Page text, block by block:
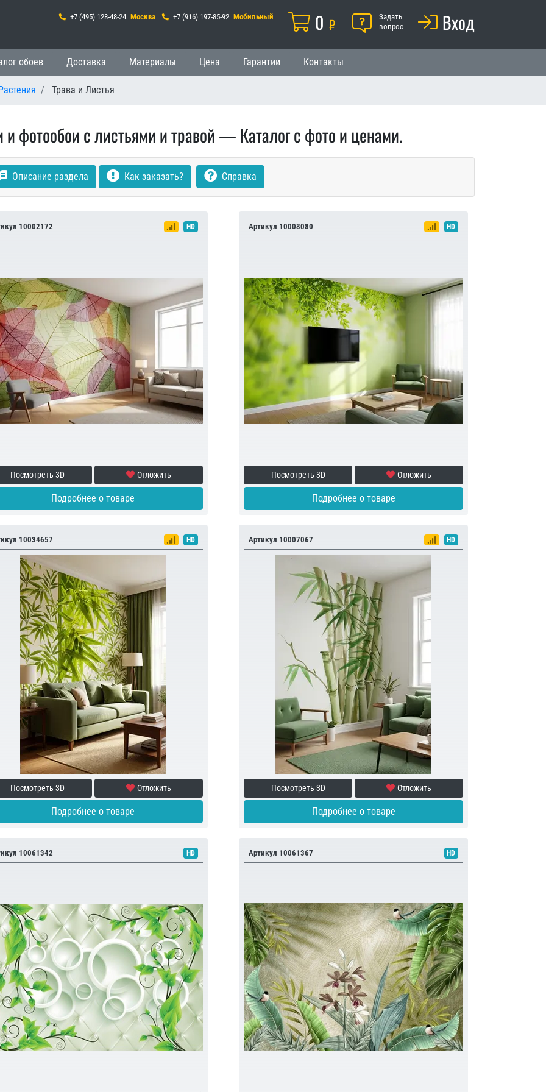
+7 (495) 128-48-24 Москва +7 (916) 197-85-92 Мобильный Корзина
0 ₽ ПомощьЗадать
вопрос
Вход
обоев Доставка Материалы Цена Гарантии Контакты
Трава и Листья
и фотообои с листьями и травой — Каталог с фото и ценами.
Описание раздела Как заказать? Справка
10002172 HD
Посмотреть 3D Отложить
Подробнее о товаре
Артикул 10003080 HD
Посмотреть 3D Отложить
Подробнее о товаре
10034657 HD
Посмотреть 3D Отложить
Подробнее о товаре
Артикул 10007067 HD
Посмотреть 3D Отложить
Подробнее о товаре
10061342 HD Артикул 10061367 HD